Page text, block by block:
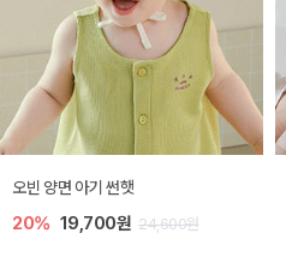
오빈 양면 아기 썬햇
20% 19,700원 24,600원